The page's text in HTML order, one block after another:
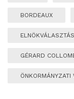
BORDEAUX
ELNÖKVÁLASZTÁS
GÉRARD
ÖNKORMÁNYZATI